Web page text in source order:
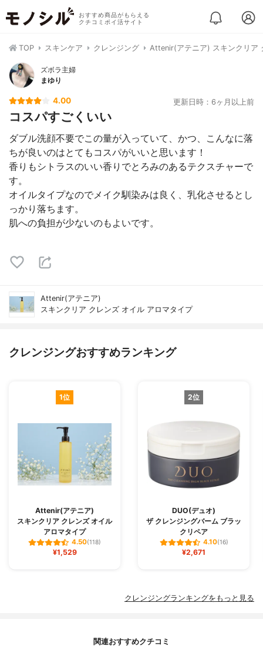
おすすめ商品がもらえる
クチコミポイ活サイト
TOP スキンケア クレンジング Attenir(アテニア) スキンクリア
ズボラ主婦
まゆり
4.00 更新日時：6ヶ月以上前
コスパすごくいい
ダブル洗顔不要でこの量が入っていて、かつ、こんなに落
ちが良いのはとてもコスパがいいと思います！
香りもシトラスのいい香りでとろみのあるテクスチャーで
す。
オイルタイプなのでメイク馴染みは良く、乳化させるとし
っかり落ちます。
肌への負担が少ないのもよいです。
Attenir(アテニア)
スキンクリア クレンズ オイル アロマタイプ
クレンジングおすすめランキング
1位
Attenir(アテニア)
スキンクリア クレンズ オイル
アロマタイプ
4.50(118)
¥1,529
2位
DUO(デュオ)
ザ クレンジングバーム ブラッ
クリペア
4.10(16)
¥2,671
クレンジングランキングをもっと見る
関連おすすめクチコミ